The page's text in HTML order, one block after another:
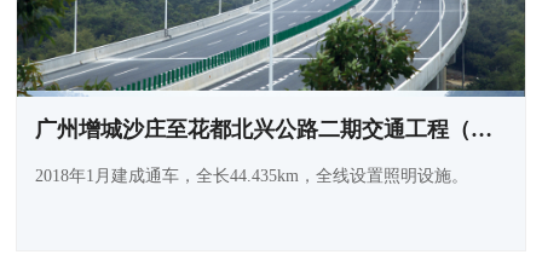
广州增城沙庄至花都北兴公路二期交通工程（北三环）
2018年1月建成通车，全长44.435km，全线设置照明设施。